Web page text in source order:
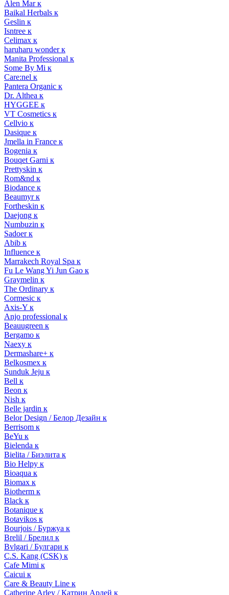
Alen Mar к
Baikal Herbals к
Geslin к
Isntree к
Celimax к
haruharu wonder к
Manita Professional к
Some By Mi к
Care:nel к
Pantera Organic к
Dr. Althea к
HYGGEE к
VT Cosmetics к
Cellvio к
Dasique к
Jmella in France к
Bogenia к
Bouqet Garni к
Prettyskin к
Rom&nd к
Biodance к
Beaumyr к
Fortheskin к
Daejong к
Numbuzin к
Sadoer к
Abib к
Influence к
Marrakech Royal Spa к
Fu Le Wang Yi Jun Gao к
Graymelin к
The Ordinary к
Cormesic к
Axis-Y к
Anjo professional к
Beauugreen к
Bergamo к
Naexy к
Dermashare+ к
Belkosmex к
Sunduk Jeju к
Bell к
Beon к
Nish к
Belle jardin к
Belor Design / Белор Дезайн к
Berrisom к
BeYu к
Bielenda к
Bielita / Биэлита к
Bio Helpy к
Bioaqua к
Biomax к
Biotherm к
Black к
Botanique к
Botavikos к
Bourjois / Буржуа к
Brelil / Брелил к
Bvlgari / Булгари к
C.S. Kang (CSK) к
Cafe Mimi к
Caicui к
Care & Beauty Line к
Catherine Arley / Катрин Арлей к